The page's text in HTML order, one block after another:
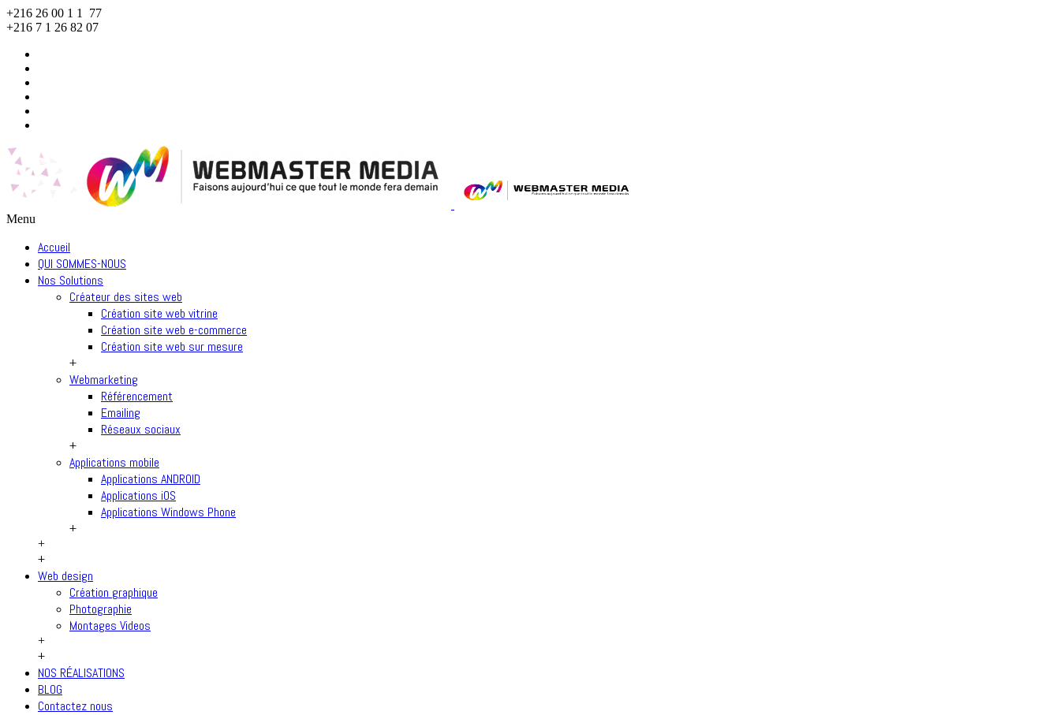
+216 26 00 1 1 77
+216 7 1 26 82 07
Menu
Accueil
QUI SOMMES-NOUS
Nos Solutions
Créateur des sites web
Création site web vitrine
Création site web e-commerce
Création site web sur mesure
+
Webmarketing
Référencement
Emailing
Réseaux sociaux
+
Applications mobile
Applications ANDROID
Applications iOS
Applications Windows Phone
+
+
+
Web design
Création graphique
Photographie
Montages Videos
+
+
NOS RÉALISATIONS
BLOG
Contactez nous